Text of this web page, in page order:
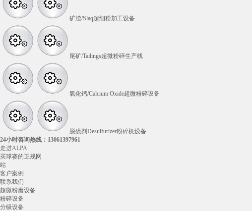
矿渣/Slaq超细粉加工设备
尾矿/Tailings超微粉碎生产线
氧化钙/Calcium Oxide超微粉碎设备
脱硫剂Desulfurizer粉碎机设备
24小时咨询热线： 13061397961
走进ALPA
买球赛的正规网
站
客户案例
联系我们
超微粉磨设备
粉碎设备
分级设备